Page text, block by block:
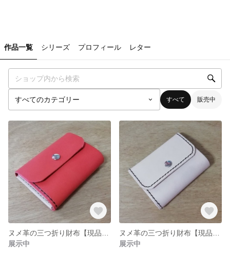
作品一覧 シリーズ プロフィール レター
すべて 販売中
展示中
展示中